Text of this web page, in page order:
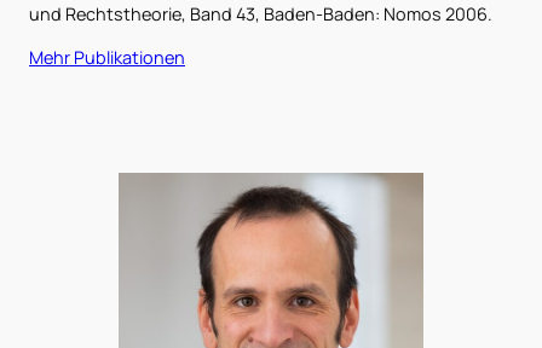
und Rechtstheorie, Band 43, Baden-Baden: Nomos 2006.
Mehr Publikationen